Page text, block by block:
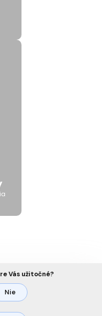
Vás užitočné?
Nie